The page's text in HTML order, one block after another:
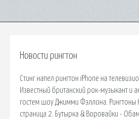
Новости рингтон
Стинг напел рингтон iPhone на
Известный британский рок-музыкант и
гостем шоу Джимми Фэллона. Рингтоны
страница 2. Бутырка & Воровайки -